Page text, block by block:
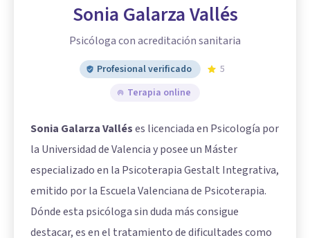
Sonia Galarza Vallés
Psicóloga con acreditación sanitaria
Profesional verificado
5
Terapia online
Sonia Galarza Valléses licenciada en Psicología por
la Universidad de Valencia y posee un Máster
especializado en la Psicoterapia Gestalt Integrativa,
emitido por la Escuela Valenciana de Psicoterapia.
Dónde esta psicóloga sin duda más consigue
destacar, es en el tratamiento de dificultades como